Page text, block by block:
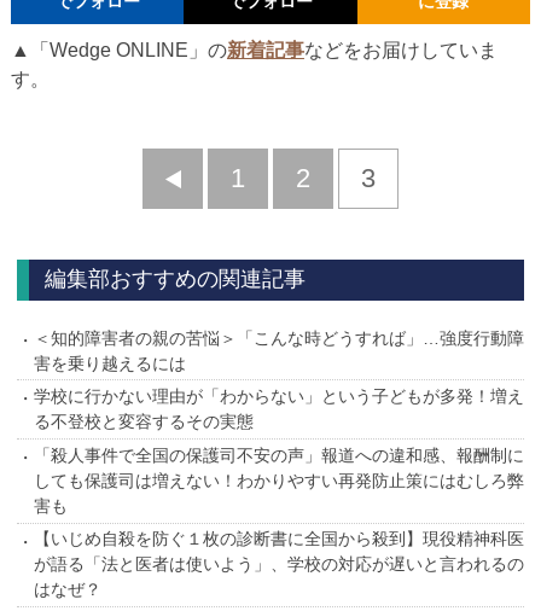
▲「Wedge ONLINE」の新着記事などをお届けしていま
す。
前
1 2 3
編集部おすすめの関連記事
＜知的障害者の親の苦悩＞「こんな時どうすれば」…強度行動障
害を乗り越えるには
学校に行かない理由が「わからない」という子どもが多発！増え
る不登校と変容するその実態
「殺人事件で全国の保護司不安の声」報道への違和感、報酬制に
しても保護司は増えない！わかりやすい再発防止策にはむしろ弊
害も
【いじめ自殺を防ぐ１枚の診断書に全国から殺到】現役精神科医
が語る「法と医者は使いよう」、学校の対応が遅いと言われるの
はなぜ？